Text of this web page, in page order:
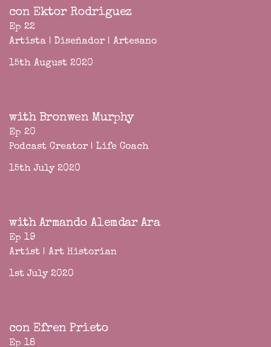
con Ektor Rodriguez
Ep 22
Artista | Diseñador | Artesano
15th August 2020
with Bronwen Murphy
Ep 20
Podcast Creator | Life Coach
15th July 2020
with Armando Alemdar Ara
Ep 19
Artist | Art Historian
1st July 2020
con Efren Prieto
Ep 18